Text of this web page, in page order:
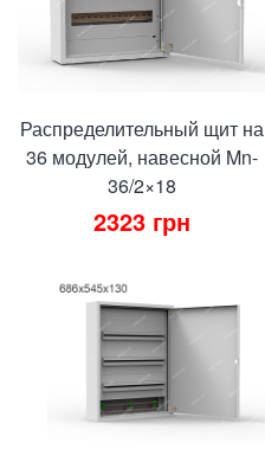
Распределительный щит на
36 модулей, навесной Mn-
36/2×18
2323 грн